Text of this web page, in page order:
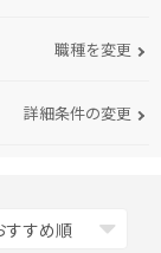
職種を変更
詳細条件の変更